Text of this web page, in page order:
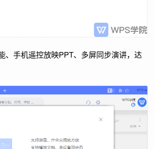
、手机遥控放映PPT、多屏同步演讲，达